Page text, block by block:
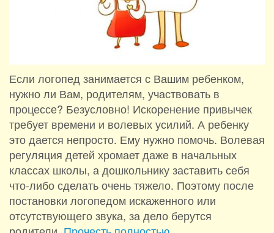
Если логопед занимается с Вашим ребенком,
нужно ли Вам, родителям, участвовать в
процессе? Безусловно! Искоренение привычек
требует времени и волевых усилий. А ребенку
это дается непросто. Ему нужно помочь. Волевая
регуляция детей хромает даже в начальных
классах школы, а дошкольнику заставить себя
что-либо сделать очень тяжело. Поэтому после
постановки логопедом искаженного или
отсутствующего звука, за дело берутся